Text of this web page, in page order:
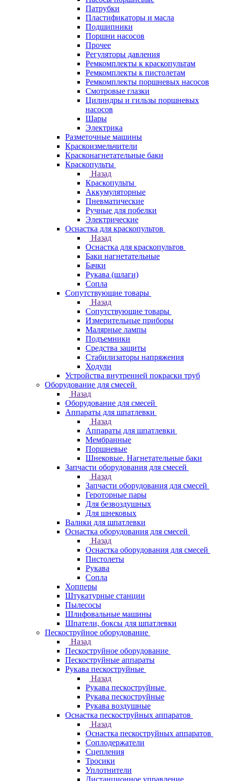
Патрубки
Пластификаторы и масла
Подшипники
Поршни насосов
Прочее
Регуляторы давления
Ремкомплекты к краскопультам
Ремкомплекты к пистолетам
Ремкомплекты поршневых насосов
Смотровые глазки
Цилиндры и гильзы поршневых
насосов
Шары
Электрика
Разметочные машины
Краскоизмельчители
Красконагнетательные баки
Краскопульты
Назад
Краскопульты
Аккумуляторные
Пневматические
Ручные для побелки
Электрические
Оснастка для краскопультов
Назад
Оснастка для краскопультов
Баки нагнетательные
Бачки
Рукава (шлаги)
Сопла
Сопутствующие товары
Назад
Сопутствующие товары
Измерительные приборы
Малярные лампы
Подъемники
Средства защиты
Стабилизаторы напряжения
Ходули
Устройства внутренней покраски труб
Оборудование для смесей
Назад
Оборудование для смесей
Аппараты для шпатлевки
Назад
Аппараты для шпатлевки
Мембранные
Поршневые
Шнековые. Нагнетательные баки
Запчасти оборудования для смесей
Назад
Запчасти оборудования для смесей
Героторные пары
Для безвоздушных
Для шнековых
Валики для шпатлевки
Оснастка оборудования для смесей
Назад
Оснастка оборудования для смесей
Пистолеты
Рукава
Сопла
Хопперы
Штукатурные станции
Пылесосы
Шлифовальные машины
Шпатели, боксы для шпатлевки
Пескоструйное оборудование
Назад
Пескоструйное оборудование
Пескоструйные аппараты
Рукава пескоструйные
Назад
Рукава пескоструйные
Рукава пескоструйные
Рукава воздушные
Оснастка пескоструйных аппаратов
Назад
Оснастка пескоструйных аппаратов
Соплодержатели
Сцепления
Тросики
Уплотнители
Дистанционное управление